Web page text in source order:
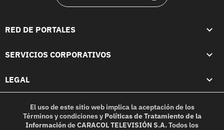
RED DE PORTALES
SERVICIOS CORPORATIVOS
LEGAL
El uso de este sitio web implica la aceptación de los
Términos y condicionesy Políticas de Tratamiento de la
InformacióndeCARACOL TELEVISIÓN S.A.Todos los